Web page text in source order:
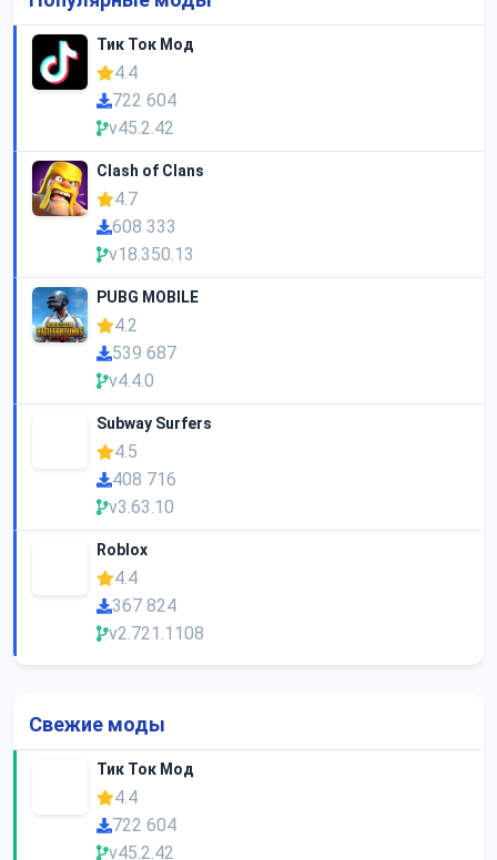
Тик Ток Мод
4.4
722 604
v45.2.42
Clash of Clans
4.7
608 333
v18.350.13
PUBG MOBILE
4.2
539 687
v4.4.0
Subway Surfers
4.5
408 716
v3.63.10
Roblox
4.4
367 824
v2.721.1108
Свежие моды
Тик Ток Мод
4.4
722 604
v45.2.42